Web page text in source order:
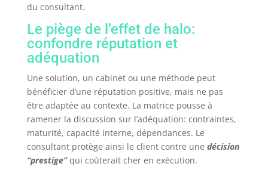
du consultant.
Le piège de l’effet de halo:
confondre réputation et
adéquation
Une solution, un cabinet ou une méthode peut
bénéficier d’une réputation positive, mais ne pas
être adaptée au contexte. La matrice pousse à
ramener la discussion sur l’adéquation: contraintes,
maturité, capacité interne, dépendances. Le
consultant protège ainsi le client contre une décision
“prestige”qui coûterait cher en exécution.